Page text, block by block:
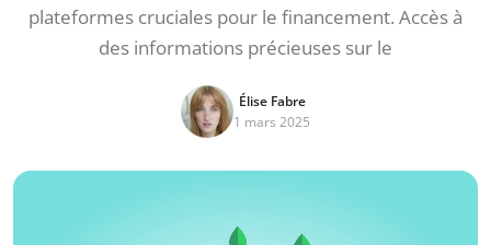
plateformes cruciales pour le financement. Accès à
des informations précieuses sur le
Élise Fabre
1 mars 2025